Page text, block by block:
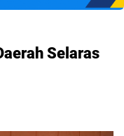
Selaras